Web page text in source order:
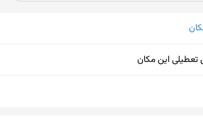
تعطیلی این مکان